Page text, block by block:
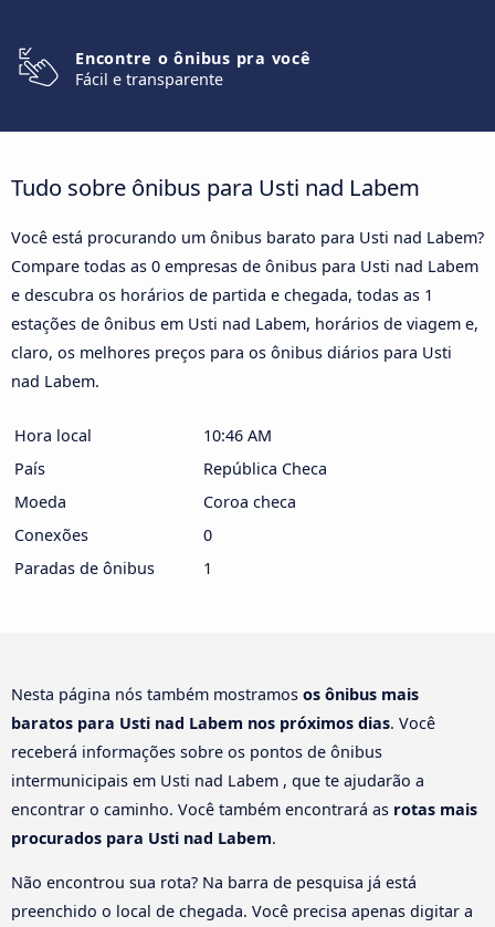
Encontre o ônibus pra você
Fácil e transparente
Tudo sobre ônibus para Usti nad Labem
Você está procurando um ônibus barato para Usti nad Labem?
Compare todas as 0 empresas de ônibus para Usti nad Labem
e descubra os horários de partida e chegada, todas as 1
estações de ônibus em Usti nad Labem, horários de viagem e,
claro, os melhores preços para os ônibus diários para Usti
nad Labem.
Hora local
10:46 AM
País
República Checa
Moeda
Coroa checa
Conexões
0
Paradas de ônibus
1
Nesta página nós também mostramos os ônibus mais
baratos para Usti nad Labem nos próximos dias. Você
receberá informações sobre os pontos de ônibus
intermunicipais em Usti nad Labem , que te ajudarão a
encontrar o caminho. Você também encontrará as rotas mais
procurados para Usti nad Labem.
Não encontrou sua rota? Na barra de pesquisa já está
preenchido o local de chegada. Você precisa apenas digitar a